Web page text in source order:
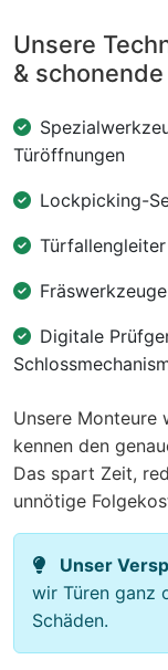
Unsere
&
Türöffnungen
Lockpicking-
Digitale
Unsere Monteure
kennen den
Das spart Zeit,
unnötige
Unser
wir Türen ganz
Schäden.